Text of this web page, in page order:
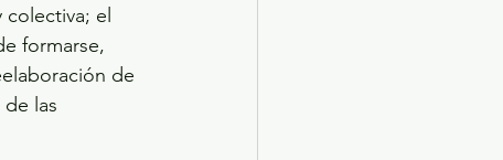
colectiva; el
formarse,
de
las